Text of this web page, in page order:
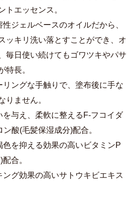
トエッセンス。
ジェルベースのオイルだから、
ッキリ洗い落とすことができ、オ
毎日使い続けてもゴワツキやパサ
特長。
ングな手触りで、塗布後に手な
りません。
与え、柔軟に整えるF-フコイダ
酸(毛髪保湿成分)配合。
を抑える効果の高いビタミンP
合。
グ効果の高いサトウキビエキス